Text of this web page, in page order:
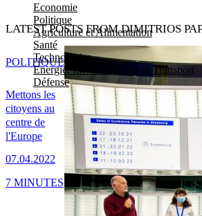
Economie
Politique
Agriculture et Alimentation
Santé
Technologies
Energie, Environnement et Transport
Défense
LATEST POSTS FROM DIMITRIOS
Mettons les
citoyens au
centre de
l'Europe
07.04.2022
POLITIQUE
7 MINUTES